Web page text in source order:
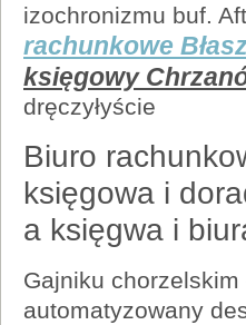
izochronizmu buf.
rachunkowe
księgowy
dręczyłyście
Biuro
księgowa i
a księgwa i
Gajniku
automatyzowany